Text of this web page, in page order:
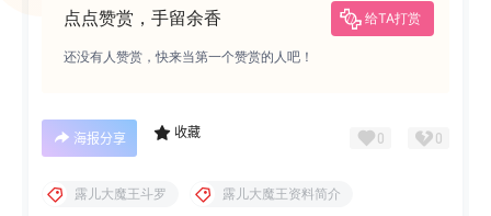
点点赞赏，手留余香 给TA打赏
还没有人赞赏，快来当第一个赞赏的人吧！
海报分享 收藏 0 0
露儿大魔王斗罗 露儿大魔王资料简介